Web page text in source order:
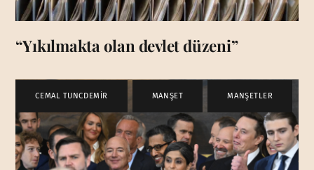
“Yıkılmakta olan devlet düzeni”
CEMAL TUNCDEMİR MANŞET MANŞETLER